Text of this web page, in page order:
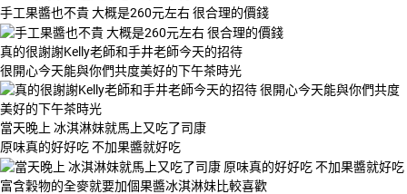
手工果醬也不貴 大概是260元左右 很合理的價錢
真的很謝謝Kelly老師和手井老師今天的招待
很開心今天能與你們共度美好的下午茶時光
當天晚上 冰淇淋妹就馬上又吃了司康
原味真的好好吃 不加果醬就好吃
富含穀物的全麥就要加個果醬冰淇淋妹比較喜歡